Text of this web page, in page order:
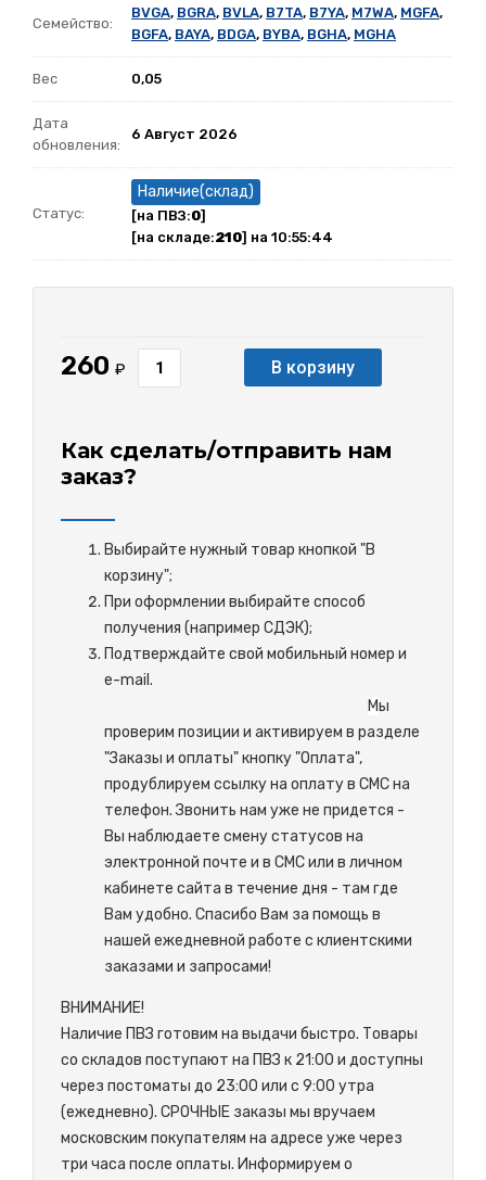
Семейство:
BVGA, BGRA, BVLA, B7TA, B7YA, M7WA, MGFA,
BGFA, BAYA, BDGA, BYBA, BGHA, MGHA
Вес 0,05
Дата
обновления:
6 Август 2026
Статус:
Наличие(склад)
[на ПВЗ:0]
[на складе:210] на 10:55:44
260 ₽ В корзину
Как сделать/отправить нам
заказ?
Выбирайте нужный товар кнопкой "В
корзину";
При оформлении выбирайте способ
получения (например СДЭК);
Подтверждайте свой мобильный номер и
e-mail.
Мы
проверим позиции и активируем в разделе
"Заказы и оплаты" кнопку "Оплата",
продублируем ссылку на оплату в СМС на
телефон. Звонить нам уже не придется -
Вы наблюдаете смену статусов на
электронной почте и в СМС или в личном
кабинете сайта в течение дня - там где
Вам удобно. Спасибо Вам за помощь в
нашей ежедневной работе с клиентскими
заказами и запросами!
ВНИМАНИЕ!
Наличие ПВЗ готовим на выдачи быстро. Товары
со складов поступают на ПВЗ к 21:00 и доступны
через постоматы до 23:00 или с 9:00 утра
(ежедневно). СРОЧНЫЕ заказы мы вручаем
московским покупателям на адресе уже через
три часа после оплаты. Информируем о